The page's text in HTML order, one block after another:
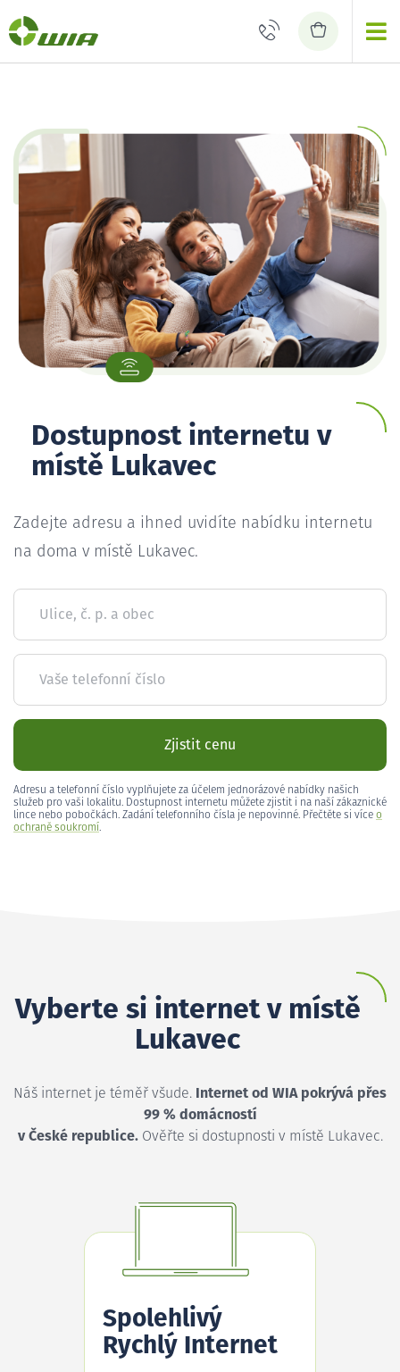
Dostupnost internetu v
místě Lukavec
Zadejte adresu a ihned uvidíte nabídku internetu
na doma v místě Lukavec.
Ulice, č. p. a obec
Vaše telefonní číslo
Zjistit cenu
Adresu a telefonní číslo vyplňujete za účelem jednorázové nabídky našich
služeb pro vaši lokalitu. Dostupnost internetu můžete zjistit i na naší zákaznické
lince nebo pobočkách. Zadání telefonního čísla je nepovinné. Přečtěte si více o
ochraně soukromí.
Vyberte si internet v místě
Lukavec
Náš internet je téměř všude. Internet od WIA pokrývá přes
99 % domácností
v České republice.Ověřte si dostupnosti v místě Lukavec.
Spolehlivý
Rychlý Internet